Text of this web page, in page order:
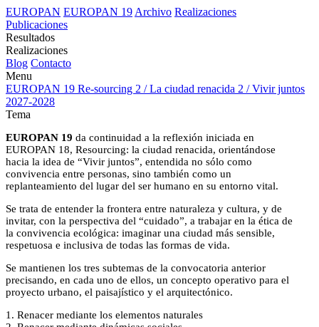
EUROPAN EUROPAN 19 Archivo Realizaciones
Publicaciones
Resultados
Realizaciones
Blog Contacto
Menu
EUROPAN 19 Re-sourcing 2 / La ciudad renacida 2 / Vivir juntos
2027-2028
Tema
EUROPAN 19 da continuidad a la reflexión iniciada en
EUROPAN 18, Resourcing: la ciudad renacida, orientándose
hacia la idea de “Vivir juntos”, entendida no sólo como
convivencia entre personas, sino también como un
replanteamiento del lugar del ser humano en su entorno vital.
Se trata de entender la frontera entre naturaleza y cultura, y de
invitar, con la perspectiva del “cuidado”, a trabajar en la ética de
la convivencia ecológica: imaginar una ciudad más sensible,
respetuosa e inclusiva de todas las formas de vida.
Se mantienen los tres subtemas de la convocatoria anterior
precisando, en cada uno de ellos, un concepto operativo para el
proyecto urbano, el paisajístico y el arquitectónico.
1. Renacer mediante los elementos naturales